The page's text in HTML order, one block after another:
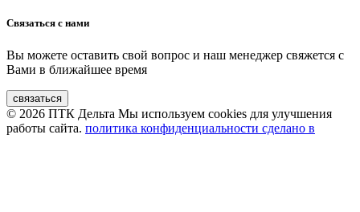
Связаться с нами
Вы можете оставить свой вопрос и наш менеджер свяжется с
Вами в ближайшее время
связаться
© 2026 ПТК Дельта Мы используем cookies для улучшения
работы сайта. политика конфиденциальности сделано в